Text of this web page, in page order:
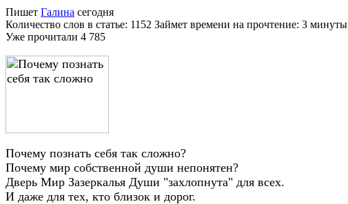
Пишет Галина сегодня
Количество слов в статье: 1152 Займет времени на прочтение: 3 минуты
Уже прочитали 4 785
Почему познать себя так сложно?
Почему мир собственной души непонятен?
Дверь Мир Зазеркалья Души "захлопнута" для всех.
И даже для тех, кто близок и дорог.